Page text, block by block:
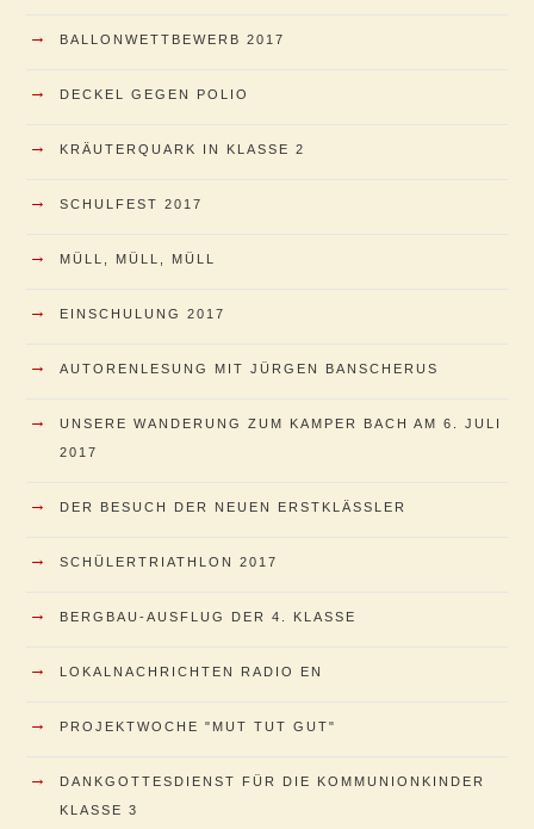
→ BALLONWETTBEWERB 2017
→ DECKEL GEGEN POLIO
→ KRÄUTERQUARK IN KLASSE 2
→ SCHULFEST 2017
→ MÜLL, MÜLL, MÜLL
→ EINSCHULUNG 2017
→ AUTORENLESUNG MIT JÜRGEN BANSCHERUS
→
UNSERE WANDERUNG ZUM KAMPER BACH AM 6. JULI
2017
→ DER BESUCH DER NEUEN ERSTKLÄSSLER
→ SCHÜLERTRIATHLON 2017
→ BERGBAU-AUSFLUG DER 4. KLASSE
→ LOKALNACHRICHTEN RADIO EN
→ PROJEKTWOCHE "MUT TUT GUT"
→
DANKGOTTESDIENST FÜR DIE KOMMUNIONKINDER
KLASSE 3